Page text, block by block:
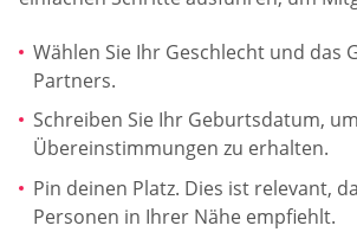
Wählen Sie Ihr Geschlecht und das
Partners.
Schreiben Sie Ihr Geburtsdatum,
Übereinstimmungen zu erhalten.
Pin deinen Platz. Dies ist relevant,
Personen in Ihrer Nähe empfiehlt.